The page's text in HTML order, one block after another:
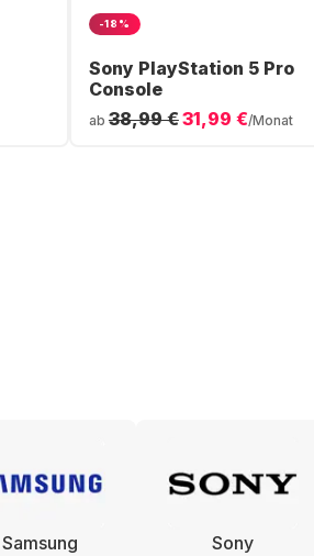
-18%
Sony PlayStation 5 Pro
Console
ab 38,99 €31,99 €/Monat
Samsung Sony